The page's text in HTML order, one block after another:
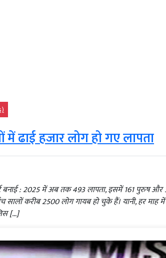
में ढाई हजार लोग हो गए लापता
बनाई : 2025 में अब तक 493 लापता, इसमें 161 पुरुष और
सालों करीब 2500 लोग गायब हो चुके हैं। यानी, हर
[…]